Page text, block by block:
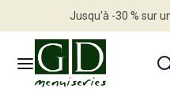
Jusqu'à -30 % sur